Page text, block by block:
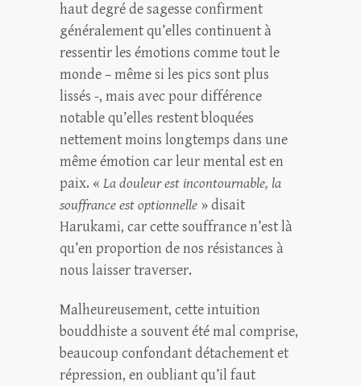
haut degré de sagesse confirment
généralement qu’elles continuent à
ressentir les émotions comme tout le
monde – même si les pics sont plus
lissés -, mais avec pour différence
notable qu’elles restent bloquées
nettement moins longtemps dans une
même émotion car leur mental est en
paix. « La douleur est incontournable, la
souffrance est optionnelle » disait
Harukami, car cette souffrance n’est là
qu’en proportion de nos résistances à
nous laisser traverser.
Malheureusement, cette intuition
bouddhiste a souvent été mal comprise,
beaucoup confondant détachement et
répression, en oubliant qu’il faut